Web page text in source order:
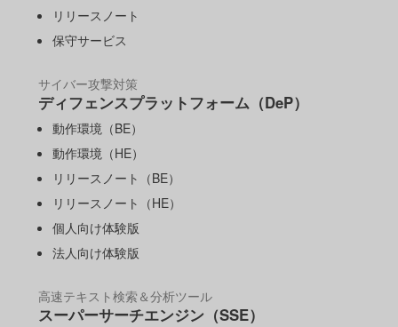
リリースノート
保守サービス
サイバー攻撃対策
ディフェンスプラットフォーム（DeP）
動作環境（BE）
動作環境（HE）
リリースノート（BE）
リリースノート（HE）
個人向け体験版
法人向け体験版
高速テキスト検索＆分析ツール
スーパーサーチエンジン（SSE）